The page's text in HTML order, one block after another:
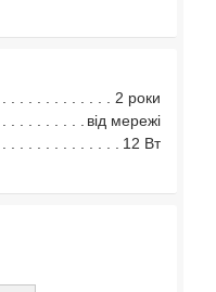
2 роки
від мережі
12 Вт